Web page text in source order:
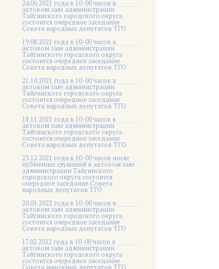
24.06.2021 года в 10-00 часов в
актовом зале администрации
Тайгинского городского округа
состоится очередное заседание
Совета народных депутатов ТГО
19.08.2021 года в 10-00 часов в
актовом зале администрации
Тайгинского городского округа
состоится очередное заседание
Совета народных депутатов ТГО
21.10.2021 года в 10-00 часов в
актовом зале администрации
Тайгинского городского округа
состоится очередное заседание
Совета народных депутатов ТГО
18.11.2021 года в 10-00 часов в
актовом зале администрации
Тайгинского городского округа
состоится очередное заседание
Совета народных депутатов ТГО
23.12.2021 года в 10-00 часов после
публичных слушаний в актовом зале
администрации Тайгинского
городского округа состоится
очередное заседание Совета
народных депутатов ТГО
20.01.2022 года в 10-00 часов в
актовом зале администрации
Тайгинского городского округа
состоится очередное заседание
Совета народных депутатов ТГО
17.02.2022 года в 10-00 часов в
актовом зале администрации
Тайгинского городского округа
состоится очередное заседание
Совета народных депутатов ТГО